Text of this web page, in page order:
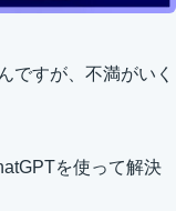
ですが、不満がいく
を使って解決